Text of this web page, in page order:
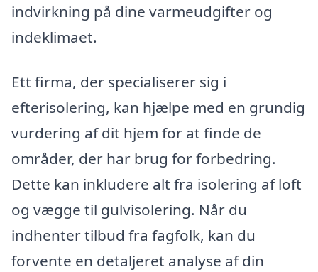
indvirkning på dine varmeudgifter og
indeklimaet.
Ett firma, der specialiserer sig i
efterisolering, kan hjælpe med en grundig
vurdering af dit hjem for at finde de
områder, der har brug for forbedring.
Dette kan inkludere alt fra isolering af loft
og vægge til gulvisolering. Når du
indhenter tilbud fra fagfolk, kan du
forvente en detaljeret analyse af din